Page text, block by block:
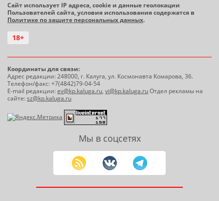
Сайт использует IP адреса, cookie и данные геолокации
Пользователей сайта, условия использования содержатся в
Политике по защите персональных данных.
18+
Координаты для связи:
Адрес редакции: 248000, г. Калуга, ул. Космонавта Комарова, 36.
Телефон/факс: +7(4842)79-04-54
E-mail редакции:ev@kp.kaluga.ru, vi@kp.kaluga.ruОтдел рекламы на
сайте:sz@kp.kaluga.ru
Мы в соцсетях